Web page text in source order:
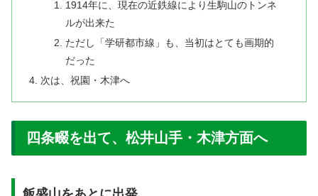
1914年に、現在の近鉄線により生駒山のトンネ
ルが出来た
ただし「学研都市線」も、当初はとても画期的
だった
次は、祝園・木津へ
四条畷を出て、松井山手・木津方面へ